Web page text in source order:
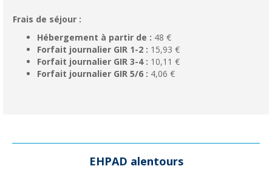
Frais de séjour :
Hébergement à partir de : 48 €
Forfait journalier GIR 1-2 : 15,93 €
Forfait journalier GIR 3-4 : 10,11 €
Forfait journalier GIR 5/6 : 4,06 €
EHPAD alentours